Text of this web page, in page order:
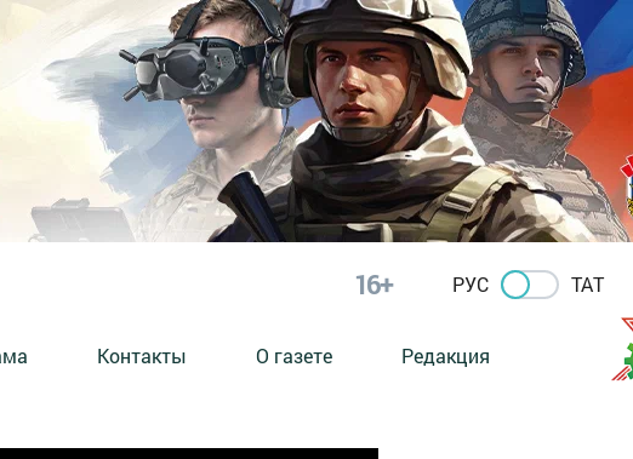
16+ РУС ТАТ
Контакты О газете Редакция